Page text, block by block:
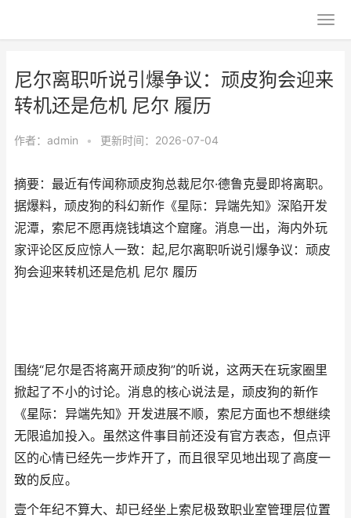
尼尔离职听说引爆争议：顽皮狗会迎来
转机还是危机 尼尔 履历
作者： admin • 更新时间：2026-07-04
摘要：最近有传闻称顽皮狗总裁尼尔·德鲁克曼即将离职。
据爆料，顽皮狗的科幻新作《星际：异端先知》深陷开发
泥潭，索尼不愿再烧钱填这个窟窿。消息一出，海内外玩
家评论区反应惊人一致：起,尼尔离职听说引爆争议：顽皮
狗会迎来转机还是危机 尼尔 履历
围绕“尼尔是否将离开顽皮狗”的听说，这两天在玩家圈里
掀起了不小的讨论。消息的核心说法是，顽皮狗的新作
《星际：异端先知》开发进展不顺，索尼方面也不想继续
无限追加投入。虽然这件事目前还没有官方表态，但点评
区的心情已经先一步炸开了，而且很罕见地出现了高度一
致的反应。
壹个年纪不算大、却已经坐上索尼极致职业室管理层位置